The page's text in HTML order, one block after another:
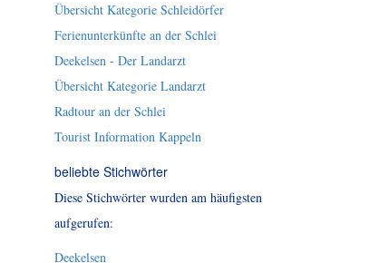
Übersicht Kategorie Schleidörfer
Ferienunterkünfte an der Schlei
Deekelsen - Der Landarzt
Übersicht Kategorie Landarzt
Radtour an der Schlei
Tourist Information Kappeln
beliebte Stichwörter
Diese Stichwörter wurden am häufigsten
aufgerufen:
Deekelsen